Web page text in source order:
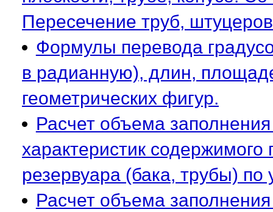
Пересечение труб,
Формулы перевода
в радианную), длин,
геометрических фигур.
Расчет объема
характеристик содержимого
резервуара (бака, трубы) по
Расчет объема